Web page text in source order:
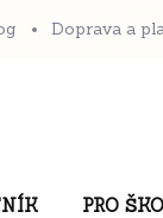
Doprava a
PRO